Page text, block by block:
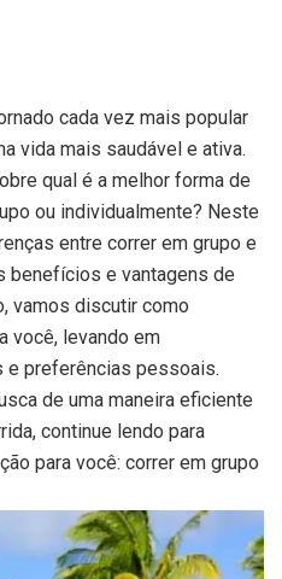
cada vez mais popular
vida mais saudável e ativa.
qual é a melhor forma de
ou individualmente? Neste
entre correr em grupo e
benefícios e vantagens de
vamos discutir como
você, levando em
preferências pessoais.
de uma maneira eficiente
continue lendo para
para você: correr em grupo